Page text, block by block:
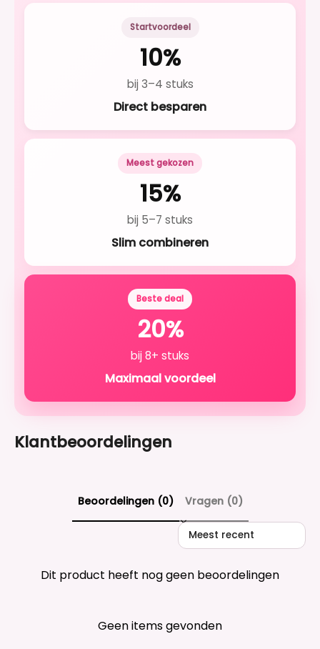
Startvoordeel
10%
bij 3–4 stuks
Direct besparen
Meest gekozen
15%
bij 5–7 stuks
Slim combineren
Beste deal
20%
bij 8+ stuks
Maximaal voordeel
Klantbeoordelingen
Beoordelingen (0) Vragen (0)
Sort reviews by
Dit product heeft nog geen beoordelingen
Geen items gevonden